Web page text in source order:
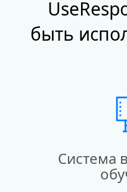
быть
Система